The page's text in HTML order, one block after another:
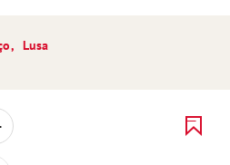
Lusa